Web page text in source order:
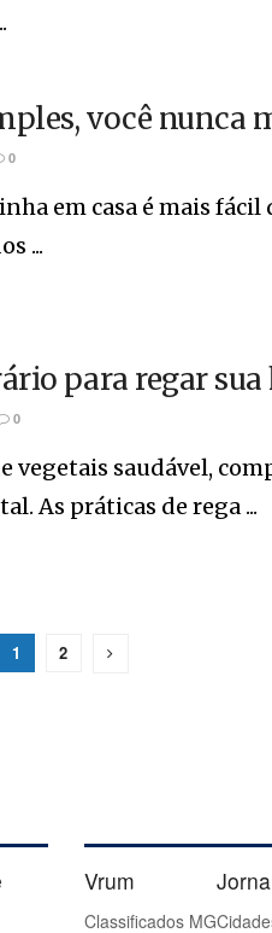
você
0
em casa é mais
...
para regar
0
vegetais saudável,
As práticas de rega ...
1 2
Vrum
Classificados MG